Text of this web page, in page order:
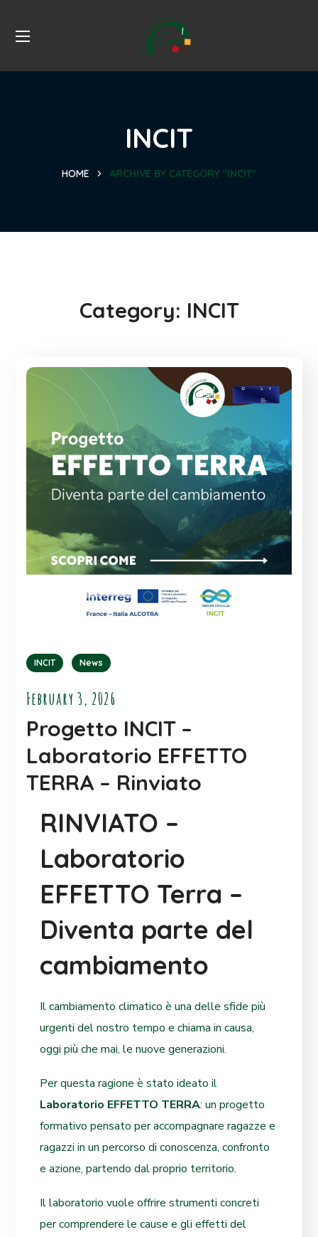
INCIT
HOME ARCHIVE BY CATEGORY "INCIT"
Category: INCIT
INCIT News
February 3, 2026
Progetto INCIT –
Laboratorio EFFETTO
TERRA – Rinviato
RINVIATO –
Laboratorio
EFFETTO Terra –
Diventa parte del
cambiamento
Il cambiamento climatico è una delle sfide più
urgenti del nostro tempo e chiama in causa,
oggi più che mai, le nuove generazioni.
Per questa ragione è stato ideato il
Laboratorio EFFETTO TERRA: un progetto
formativo pensato per accompagnare ragazze e
ragazzi in un percorso di conoscenza, confronto
e azione, partendo dal proprio territorio.
Il laboratorio vuole offrire strumenti concreti
per comprendere le cause e gli effetti del